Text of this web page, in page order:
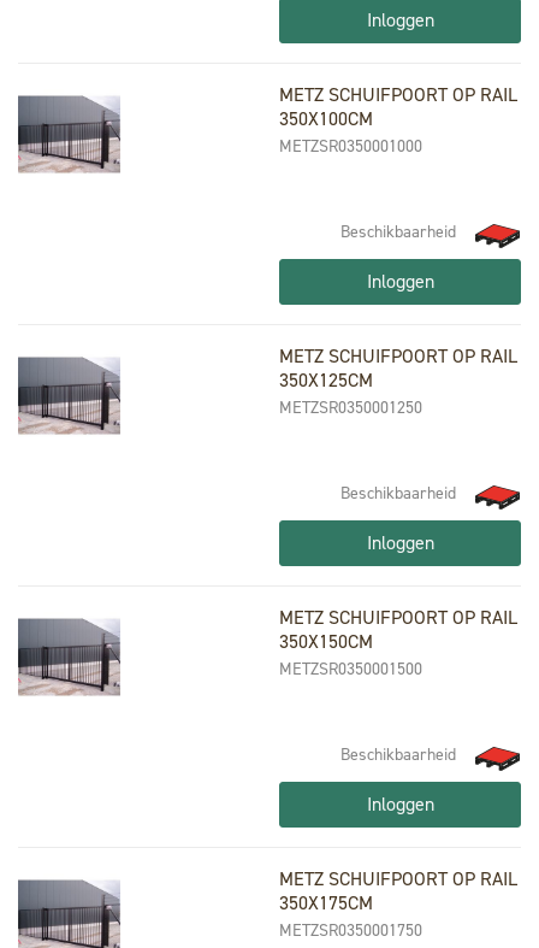
Inloggen
METZ SCHUIFPOORT OP RAIL
350X100CM
METZSR0350001000
Beschikbaarheid
Inloggen
METZ SCHUIFPOORT OP RAIL
350X125CM
METZSR0350001250
Beschikbaarheid
Inloggen
METZ SCHUIFPOORT OP RAIL
350X150CM
METZSR0350001500
Beschikbaarheid
Inloggen
METZ SCHUIFPOORT OP RAIL
350X175CM
METZSR0350001750